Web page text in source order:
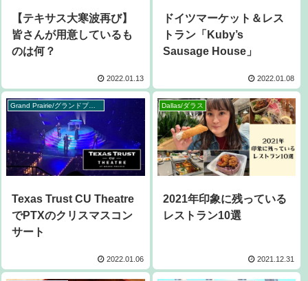
【テキサス大寒波再び】
皆さんが用意しているも
のは何？
2022.01.13
ドイツマーケット＆レス
トラン「Kuby’s
Sausage House」
2022.01.08
Grand Prairie/グランドプレーリー
Texas Trust CU Theatre
でPTXのクリスマスコン
サート
2022.01.06
Dallas/ダラス
2021年印象に残っている
レストラン10選
2021.12.31